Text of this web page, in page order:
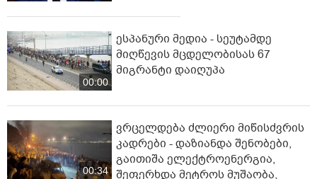
00:00
ესპანური მედია - სეუტამდე
მიღწევის მცდელობისას 67
მიგრანტი დაიღუპა
00:34
ვრცელდება ძლიერი მიწისძვრის
კადრები - დაზიანდა შენობები,
გაითიშა ელექტროენერგია,
შეფერხდა მეტროს მუშაობა,